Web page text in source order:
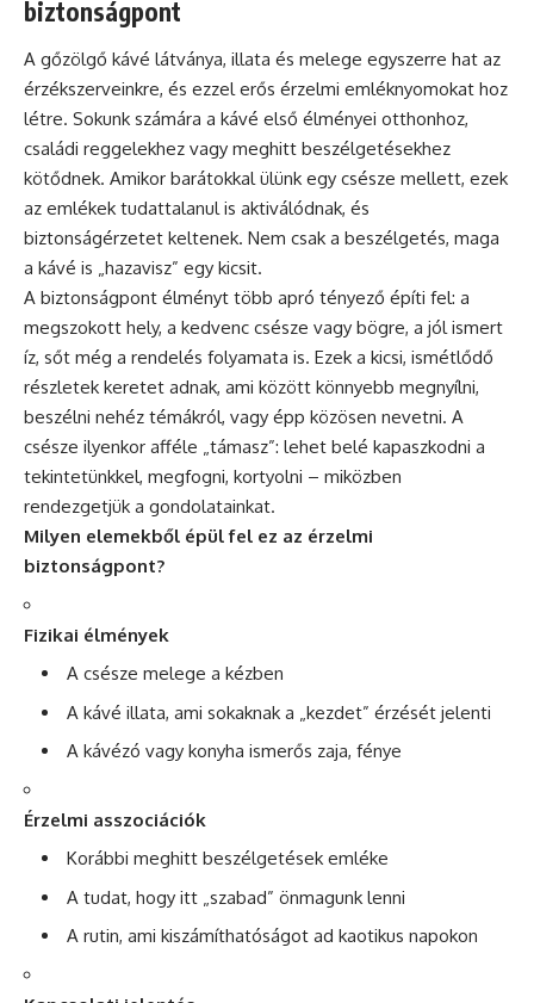
biztonságpont
A gőzölgő kávé látványa, illata és melege egyszerre hat az
érzékszerveinkre, és ezzel erős érzelmi emléknyomokat hoz
létre. Sokunk számára a kávé első élményei otthonhoz,
családi reggelekhez vagy meghitt beszélgetésekhez
kötődnek. Amikor barátokkal ülünk egy csésze mellett, ezek
az emlékek tudattalanul is aktiválódnak, és
biztonságérzetet keltenek. Nem csak a beszélgetés, maga
a kávé is „hazavisz” egy kicsit.
A biztonságpont élményt több apró tényező építi fel: a
megszokott hely, a kedvenc csésze vagy bögre, a jól ismert
íz, sőt még a rendelés folyamata is. Ezek a kicsi, ismétlődő
részletek keretet adnak, ami között könnyebb megnyílni,
beszélni nehéz témákról, vagy épp közösen nevetni. A
csésze ilyenkor afféle „támasz”: lehet belé kapaszkodni a
tekintetünkkel, megfogni, kortyolni – miközben
rendezgetjük a gondolatainkat.
Milyen elemekből épül fel ez az érzelmi
biztonságpont?
Fizikai élmények
A csésze melege a kézben
A kávé illata, ami sokaknak a „kezdet” érzését jelenti
A kávézó vagy konyha ismerős zaja, fénye
Érzelmi asszociációk
Korábbi meghitt beszélgetések emléke
A tudat, hogy itt „szabad” önmagunk lenni
A rutin, ami kiszámíthatóságot ad kaotikus napokon